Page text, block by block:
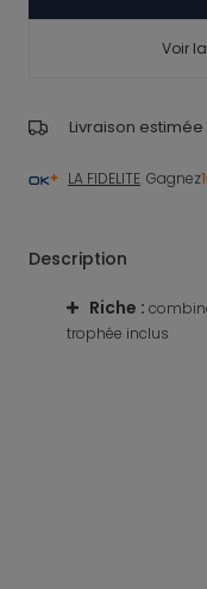
Voir
Livraison estimée
LA FIDELITE Gagnez
Description
Riche :
trophée inclus